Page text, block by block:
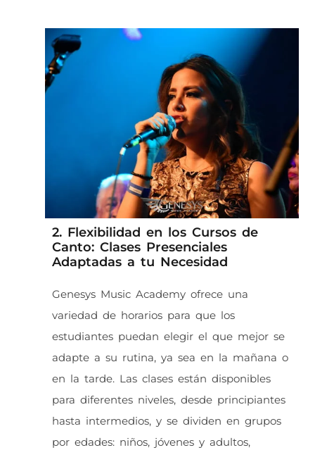
2. Flexibilidad en los Cursos de
Canto: Clases Presenciales
Adaptadas a tu Necesidad
Genesys Music Academy ofrece una
variedad de horarios para que los
estudiantes puedan elegir el que mejor se
adapte a su rutina, ya sea en la mañana o
en la tarde. Las clases están disponibles
para diferentes niveles, desde principiantes
hasta intermedios, y se dividen en grupos
por edades: niños, jóvenes y adultos,